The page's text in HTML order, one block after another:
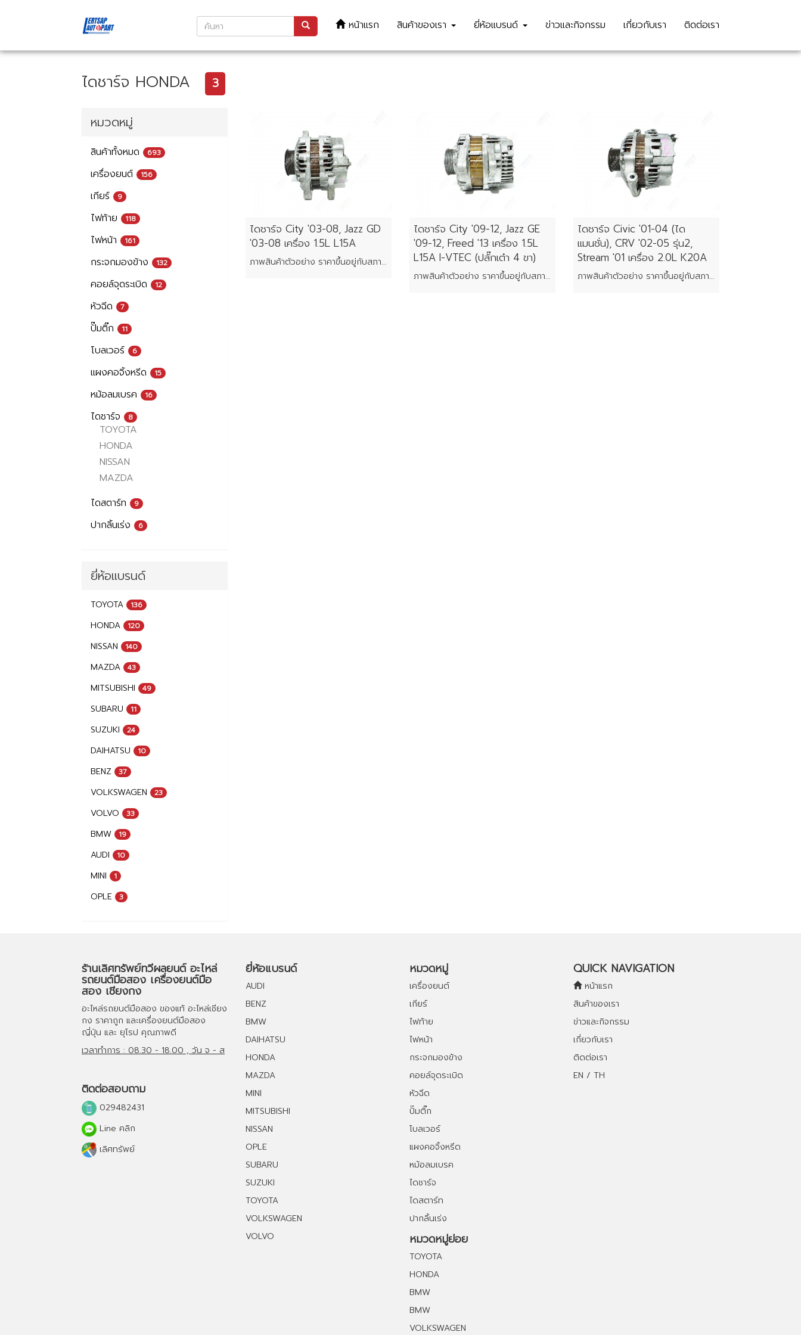
หน้าแรก สินค้าของเรา ยี่ห้อแบรนด์ ข่าวและกิจกรรม เกี่ยวกับเรา ติดต่อเรา
ไดชาร์จ HONDA 3
หมวดหมู่
สินค้าทั้งหมด 693
เครื่องยนต์ 156
เกียร์ 9
ไฟท้าย 118
ไฟหน้า 161
กระจกมองข้าง 132
คอยล์จุดระเบิด 12
หัวฉีด 7
ปั๊มติ๊ก 11
โบลเวอร์ 6
แผงคอจิ้งหรีด 15
หม้อลมเบรค 16
ไดชาร์จ 8
TOYOTA
HONDA
NISSAN
MAZDA
ไดสตาร์ท
9
ปากลิ้นเร่ง 6
ยี่ห้อแบรนด์
TOYOTA 136
HONDA 120
NISSAN 140
MAZDA 43
MITSUBISHI 49
SUBARU 11
SUZUKI 24
DAIHATSU 10
BENZ 37
VOLKSWAGEN 23
VOLVO 33
BMW 19
AUDI 10
MINI 1
OPLE 3
ไดชาร์จ City '03-08, Jazz GD
'03-08 เครื่อง 1.5L L15A
ภาพสินค้าตัวอย่าง ราคาขึ้นอยู่กับสภาพของแต่ละชิ้น
ไดชาร์จ City '09-12, Jazz GE
'09-12, Freed '13 เครื่อง 1.5L
L15A I-VTEC (ปลั๊กเต๋า 4 ขา)
ภาพสินค้าตัวอย่าง ราคาขึ้นอยู่กับสภาพของแต่ละชิ้น
ไดชาร์จ Civic '01-04 (ได
แมนชั่น), CRV '02-05 รุ่น2,
Stream '01 เครื่อง 2.0L K20A
ภาพสินค้าตัวอย่าง ราคาขึ้นอยู่กับสภาพของแต่ละชิ้น
ร้านเลิศทรัพย์ทวีผลยนต์ อะไหล่
รถยนต์มือสอง เครื่องยนต์มือ
สอง เชียงกง
อะไหล่รถยนต์มือสอง ของแท้ อะไหล่เชียง
กง ราคาถูก และเครื่องยนต์มือสอง
ญี่ปุ่น และ ยุโรป คุณภาพดี
เวลาทำการ : 08.30 - 18.00 , วัน จ - ส
ติดต่อสอบถาม
029482431
Line คลิก
เลิศทรัพย์
ยี่ห้อแบรนด์
AUDI
BENZ
BMW
DAIHATSU
HONDA
MAZDA
MINI
MITSUBISHI
NISSAN
OPLE
SUBARU
SUZUKI
TOYOTA
VOLKSWAGEN
VOLVO
หมวดหมู่
เครื่องยนต์
เกียร์
ไฟท้าย
ไฟหน้า
กระจกมองข้าง
คอยล์จุดระเบิด
หัวฉีด
ปั๊มติ๊ก
โบลเวอร์
แผงคอจิ้งหรีด
หม้อลมเบรค
ไดชาร์จ
ไดสตาร์ท
ปากลิ้นเร่ง
หมวดหมู่ย่อย
TOYOTA
HONDA
BMW
BMW
VOLKSWAGEN
QUICK NAVIGATION
หน้าแรก
สินค้าของเรา
ข่าวและกิจกรรม
เกี่ยวกับเรา
ติดต่อเรา
EN / TH